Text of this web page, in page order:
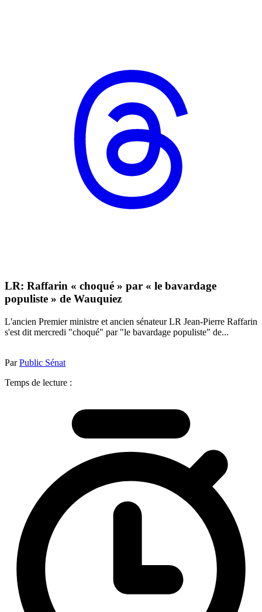
LR: Raffarin « choqué » par « le bavardage
populiste » de Wauquiez
L'ancien Premier ministre et ancien sénateur LR Jean-Pierre Raffarin
s'est dit mercredi "choqué" par "le bavardage populiste" de...
ParPublic Sénat
Temps de lecture :